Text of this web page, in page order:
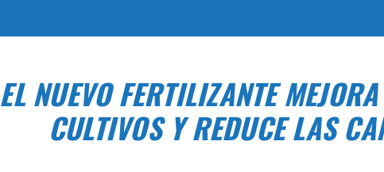
EL NUEVO FERTILIZANTE
CULTIVOS Y REDUCE LAS